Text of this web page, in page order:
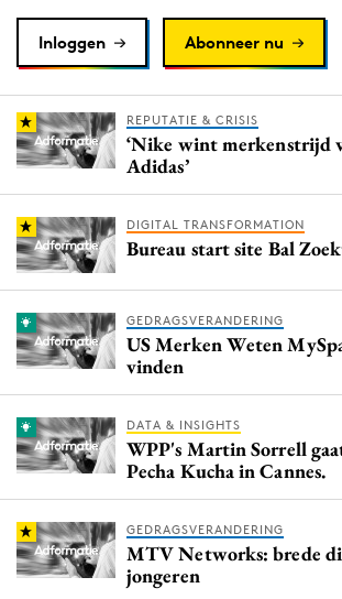
Inloggen Abonneer nu
REPUTATIE & CRISIS
‘Nike wint merkenstrijd
Adidas’
DIGITAL TRANSFORMATION
Bureau start site Bal
GEDRAGSVERANDERING
US Merken Weten
vinden
DATA & INSIGHTS
WPP's Martin Sorrell
Pecha Kucha in Cannes.
GEDRAGSVERANDERING
MTV Networks: brede
jongeren